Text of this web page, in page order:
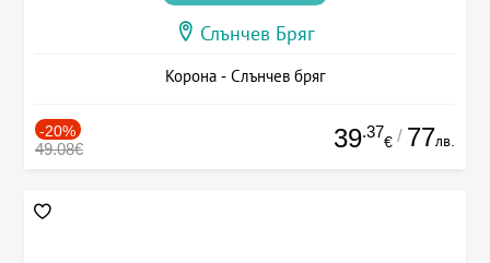
Слънчев Бряг
Корона - Слънчев бряг
-20%
49.08€ 39.37
€ / 77лв.